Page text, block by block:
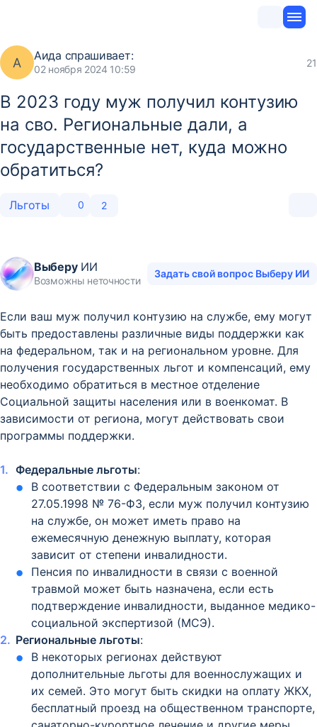
А Аида спрашивает:
02 ноября 2024 10:59
21
В 2023 году муж получил контузию
на сво. Региональные дали, а
государственные нет, куда можно
обратиться?
Льготы 0 2
ВыберуИИ
Возможны неточности
Задать свой вопрос Выберу ИИ
Если ваш муж получил контузию на службе, ему могут
быть предоставлены различные виды поддержки как
на федеральном, так и на региональном уровне. Для
получения государственных льгот и компенсаций, ему
необходимо обратиться в местное отделение
Социальной защиты населения или в военкомат. В
зависимости от региона, могут действовать свои
программы поддержки.
Федеральные льготы:
В соответствии с Федеральным законом от
27.05.1998 № 76-ФЗ, если муж получил контузию
на службе, он может иметь право на
ежемесячную денежную выплату, которая
зависит от степени инвалидности.
Пенсия по инвалидности в связи с военной
травмой может быть назначена, если есть
подтверждение инвалидности, выданное медико-
социальной экспертизой (МСЭ).
Региональные льготы:
В некоторых регионах действуют
дополнительные льготы для военнослужащих и
их семей. Это могут быть скидки на оплату ЖКХ,
бесплатный проезд на общественном транспорте,